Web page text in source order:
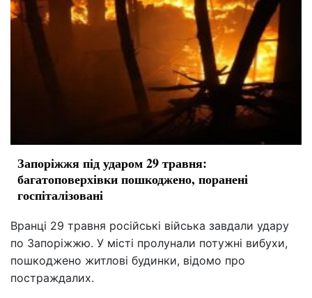
Запоріжжя під ударом 29 травня:
багатоповерхівки пошкоджено, поранені
госпіталізовані
Вранці 29 травня російські війська завдали удару
по Запоріжжю. У місті пролунали потужні вибухи,
пошкоджено житлові будинки, відомо про
постраждалих.